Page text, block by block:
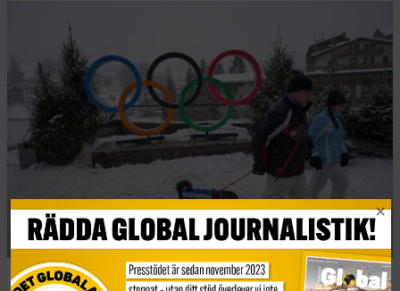
Folk går förbi OS-ringarna inför OS som börjar på fredagen i